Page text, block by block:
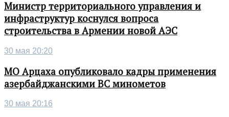
Министр территориального управления и
инфраструктур коснулся вопроса
строительства в Армении новой АЭС
30 мая 20:20
МО Арцаха опубликовало кадры применения
азербайджанскими ВС минометов
30 мая 20:16